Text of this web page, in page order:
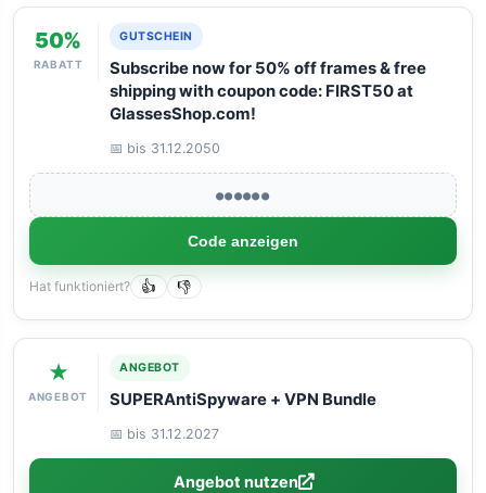
50%
RABATT
GUTSCHEIN
Subscribe now for 50% off frames & free
shipping with coupon code: FIRST50 at
GlassesShop.com!
📅 bis 31.12.2050
●●●●●●
Code anzeigen
Hat funktioniert? 👍 👎
★
ANGEBOT
ANGEBOT
SUPERAntiSpyware + VPN Bundle
📅 bis 31.12.2027
Angebot nutzen